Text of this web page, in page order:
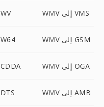
WMV إلى WV WMV إلى VMS
WMV إلى W64 WMV إلى GSM
WMV إلى CDDA WMV إلى OGA
WMV إلى DTS WMV إلى AMB